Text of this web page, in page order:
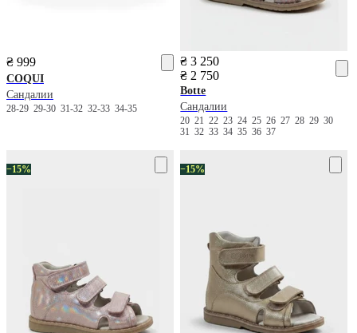
₴ 999
COQUI
Сандалии
28-29 29-30 31-32 32-33 34-35
₴ 3 250
₴ 2 750
Botte
Сандалии
2021222324252627282930
31323334353637
−15% −15%